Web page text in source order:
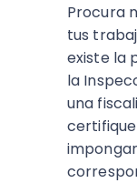
Procura
tus
existe la
la
una